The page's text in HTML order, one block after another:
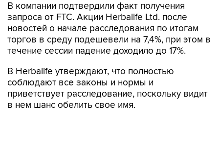
В компании подтвердили факт получения
запроса от FTC. Акции Herbalife Ltd. после
новостей о начале расследования по итогам
торгов в среду подешевели на 7,4%, при этом в
течение сессии падение доходило до 17%.
В Herbalife утверждают, что полностью
соблюдают все законы и нормы и
приветствует расследование, поскольку видит
в нем шанс обелить свое имя.